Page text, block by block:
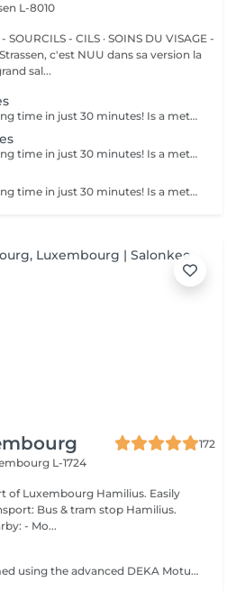
L-8010
- CILS · SOINS DU VISAGE -
sal...
Get smooth skin for a long time in just 30 minutes! Is a method of hair removal when your hair is pulled out with warm wax with the hair follicle. How is wax epilation done? - preparation is performed - wax is applied - depilation is performed - wax residue is removed Age restrictions: recommended to do from 14 years. Post procedure recommendations: do not take hot bath, do not visit sauna, do not swim in the pool for 12 hours after the procedure - it can cause irritation. Frequency: once in 4 weeks.
Get smooth skin for a long time in just 30 minutes! Is a method of hair removal when your hair is pulled out with warm wax with the hair follicle. How is wax epilation done? - preparation is performed - wax is applied - depilation is performed - wax residue is removed Age restrictions: recommended to do from 14 years. Post procedure recommendations: do not take hot bath, do not visit sauna, do not swim in the pool for 12 hours after the procedure - it can cause irritation. Frequency: once in 4 weeks.
Get smooth skin for a long time in just 30 minutes! Is a method of hair removal when your hair is pulled out with warm wax with the hair follicle. How is wax epilation done? - preparation is performed - wax is applied - depilation is performed - wax residue is removed Age restrictions: recommended to do from 14 years. Post procedure recommendations: do not take hot bath, do not visit sauna, do not swim in the pool for 12 hours after the procedure - it can cause irritation. Frequency: once in 4 weeks.
172
L-1724
Hamilius. Easily
Bus & tram stop Hamilius.
- Mo...
TECHNOLOGY: Performed using the advanced DEKA Motus Pro® system - a next-generation platform combining continuous in-motion technique with integrated contact cooling for maximum control, safety, and precision. EXPERIENCE: Designed to deliver an exceptionally comfortable treatment experience, perceived as virtually painless and suitable even for sensitive areas. RESULTS: Progressive, long-term hair reduction with improved skin quality and reduced irritation. SUITABILITY: Safe and effective for all skin types. POSITIONING: A new standard in laser hair removal - where performance meets comfort. SIGNATURE ADVANTAGE: Unlike traditional laser approaches, this technology allows for a more uniform, controlled energy delivery - resulting in a noticeably more comfortable and refined treatment experience. TREATMENT PROTOCOL: Course: 6-8 sessions recommended for optimal results. Frequency: Every 4-6 weeks. Maintenance: 1-2 sessions per year, depending on individual response. Consultation: A personalised treatment plan is defined during consultation to ensure optimal outcomes. AGE RECOMMENDATION: 18+, younger clients - with parental consent and professional consultation. ARMS & UNDERARMS AREAS: - Full Arms - Arms (Elbows included) - Underarms BENEFITS: - Long-term hair reduction - Smooth, refined skin - Reduced ingrown hairs - Suitable for all skin types - Comfortable, well-tolerated treatment INDICATIONS: - Unwanted hair growth - Sensitive skin prone to irritation - Ingrown hairs - Desire for long-term hair reduction - Low-maintenance routine CONTRAINDICATIONS: - Pregnancy (relative) - Active skin infections or irritation - Open wounds or damaged skin - Photosensitivity or certain medications - Recent sun exposure or tanning PRE-TREATMENT RECOMMENDATIONS: - Avoid sun exposure and tanning for at least 7-10 days - Shave the treatment area 24 hours before the session - Do not wax or epilate for at least 2 weeks - Avoid active skincare products on the area AFTERCARE: - Use SPF daily on treated areas - Avoid sun exposure and heat (sauna, hot baths) - Do not irritate the skin - Avoid active skincare for several days - Mild redness may occur temporarily A modern, comfortable solution for smooth, long-lasting, and effortlessly refined skin.